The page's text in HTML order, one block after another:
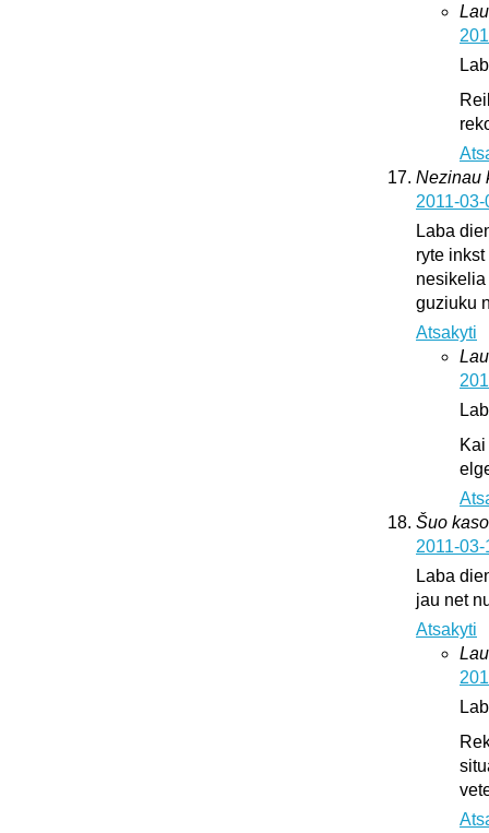
Nezinau
2011-
Laba
ryte
guziuku
Atsakyti
Šuo
2011-
Laba
jau net
Atsakyti